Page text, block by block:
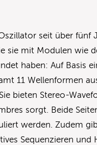
seit über fünf
sie mit Modulen wie
haben: Auf Basis
11 Wellenformen
bieten Stereo-
sorgt. Beide
werden. Zudem
Sequenzieren und